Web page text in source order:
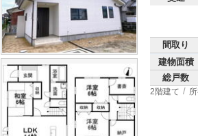
間取り
建物面積
総戸数
2階建て